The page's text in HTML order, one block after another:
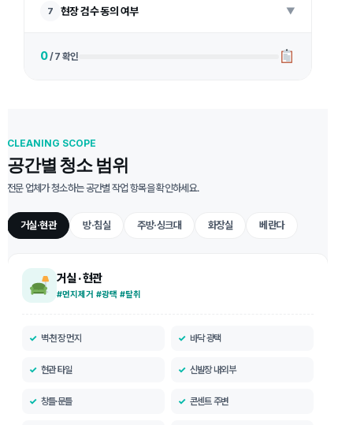
7 현장 검수 동의 여부 ▼
0/ 7 확인
CLEANING SCOPE
공간별 청소 범위
전문 업체가 청소하는 공간별 작업 항목을 확인하세요.
거실·현관 방·침실 주방·싱크대 화장실 베란다
거실 · 현관
#먼지제거 #광택 #탈취
벽·천장 먼지 바닥 광택
현관 타일 신발장 내외부
창틀·문틀 콘센트 주변